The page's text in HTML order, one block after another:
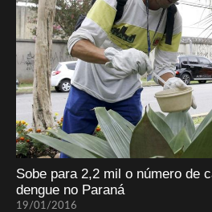
Sobe para 2,2 mil o número de
dengue no Paraná
19/01/2016